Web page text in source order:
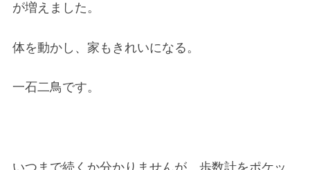
が増えました。
体を動かし、家もきれいになる。
一石二鳥です。